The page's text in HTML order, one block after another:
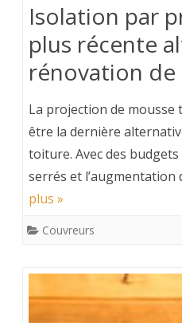
Isolation par
plus récente
rénovation
La projection de
être la dernière
toiture. Avec des
serrés et l’augmentation
plus »
Couvreurs